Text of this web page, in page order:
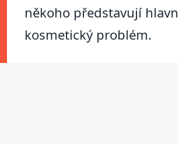
někoho představují
kosmetický problém.